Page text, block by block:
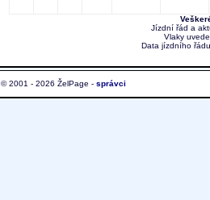
Jízdní řád a
Vlaky
Data jízdního
© 2001 - 2026 ŽelPage - správci